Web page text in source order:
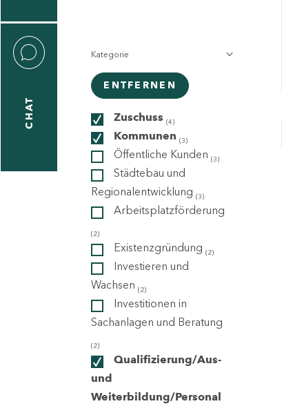
CHAT
Kategorie
ENTFERNEN
Zuschuss (4)
Kommunen (3)
Öffentliche Kunden (3)
Städtebau und
Regionalentwicklung (3)
Arbeitsplatzförderung
(2)
Existenzgründung (2)
Investieren und
Wachsen (2)
Investitionen in
Sachanlagen und Beratung
(2)
Qualifizierung/Aus-
und
Weiterbildung/Personal